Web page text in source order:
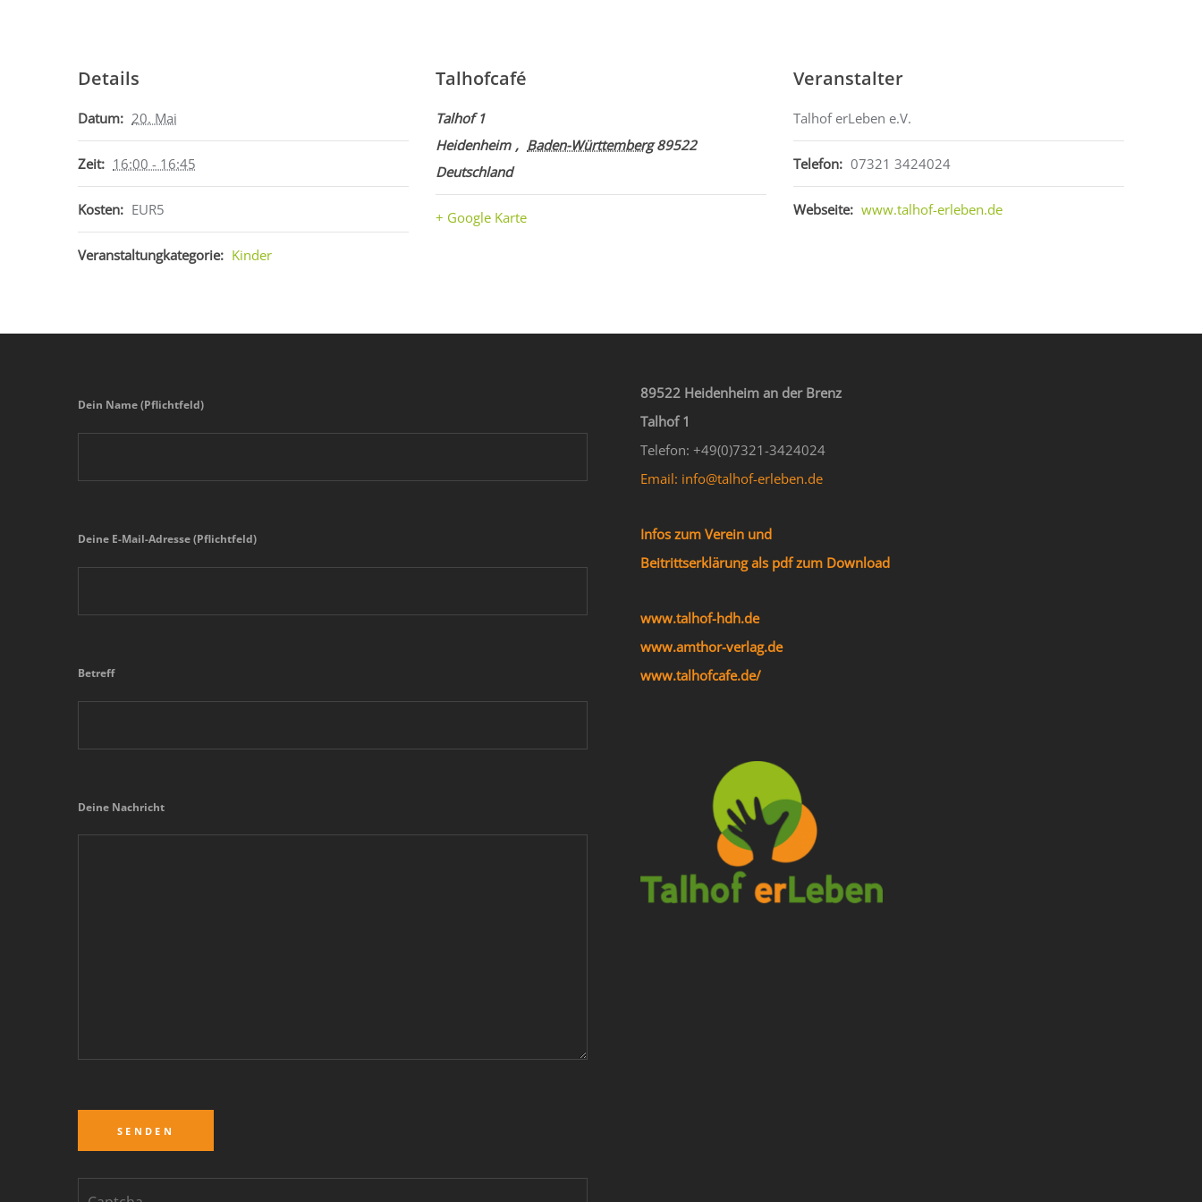
Details
Datum: 20. Mai
Zeit: 16:00 - 16:45
Kosten: EUR5
Veranstaltungkategorie: Kinder
Talhofcafé
Talhof 1
Heidenheim , Baden-Württemberg 89522
Deutschland
+ Google Karte
Veranstalter
Talhof erLeben e.V.
Telefon: 07321 3424024
Webseite: www.talhof-erleben.de
Dein Name (Pflichtfeld)
Deine E-Mail-Adresse (Pflichtfeld)
Betreff
Deine Nachricht
89522 Heidenheim an der Brenz
Talhof 1
Telefon: +49(0)7321-3424024
Email: info@talhof-erleben.de
Infos zum Verein und
Beitrittserklärung als pdf zum Download
www.talhof-hdh.de
www.amthor-verlag.de
www.talhofcafe.de/